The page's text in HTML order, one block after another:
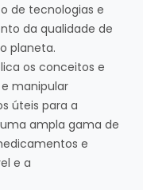
de tecnologias e
da qualidade de
planeta.
os conceitos e
manipular
úteis para a
ampla gama de
e
e a